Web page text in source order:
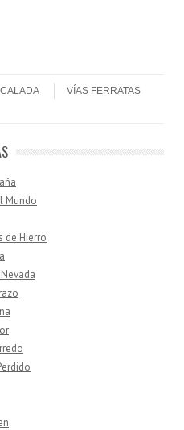
VÍAS FERRATAS
Mundo
de Hierro